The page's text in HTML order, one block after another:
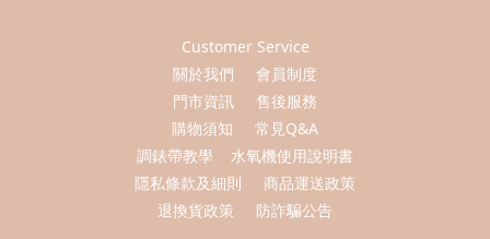
Customer Service
關於我們
會員制度
門市資訊
售後服務
購物須知
常見Q&A
調錶帶教學
水氧機使用說明書
隱私條款及細則
商品運送政策
退換貨政策
防詐騙公告